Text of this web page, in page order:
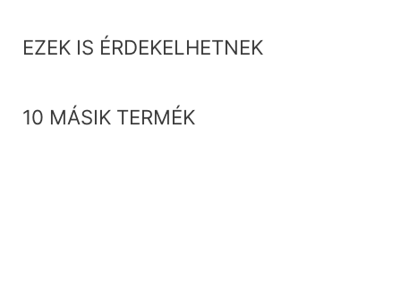
EZEK IS ÉRDEKELHETNEK
10 MÁSIK TERMÉK